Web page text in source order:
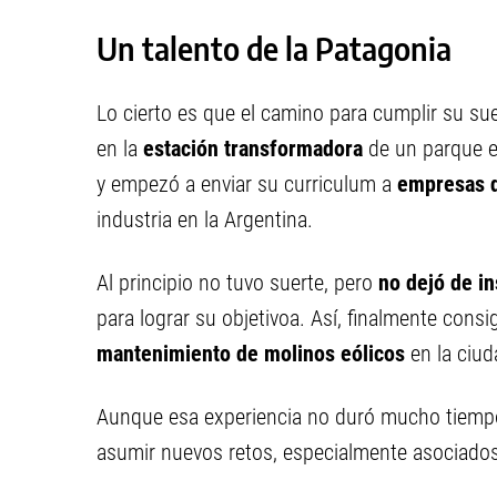
Un talento de la Patagonia
Lo cierto es que el camino para cumplir su
en la estación transformadora de un parque
y empezó a enviar su curriculum a empresas
industria en la Argentina.
Al principio no tuvo suerte, pero no dejó de
para lograr su objetivoa. Así, finalmente
mantenimiento de molinos eólicos en la
Aunque esa experiencia no duró mucho
asumir nuevos retos, especialmente